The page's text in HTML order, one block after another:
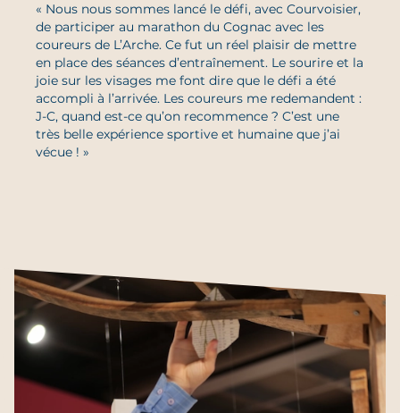
« Nous nous sommes lancé le défi, avec Courvoisier,
de participer au marathon du Cognac avec les
coureurs de L’Arche. Ce fut un réel plaisir de mettre
en place des séances d’entraînement. Le sourire et la
joie sur les visages me font dire que le défi a été
accompli à l’arrivée. Les coureurs me redemandent :
J-C, quand est-ce qu’on recommence ? C’est une
très belle expérience sportive et humaine que j’ai
vécue ! »